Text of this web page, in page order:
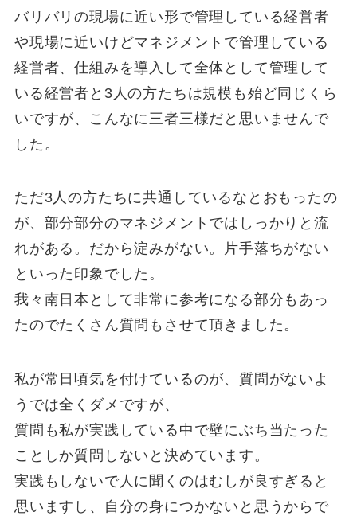
バリバリの現場に近い形で管理している経営者
や現場に近いけどマネジメントで管理している
経営者、仕組みを導入して全体として管理して
いる経営者と3人の方たちは規模も殆ど同じくら
いですが、こんなに三者三様だと思いませんで
した。
ただ3人の方たちに共通しているなとおもったの
が、部分部分のマネジメントではしっかりと流
れがある。だから淀みがない。片手落ちがない
といった印象でした。
我々南日本として非常に参考になる部分もあっ
たのでたくさん質問もさせて頂きました。
私が常日頃気を付けているのが、質問がないよ
うでは全くダメですが、
質問も私が実践している中で壁にぶち当たった
ことしか質問しないと決めています。
実践もしないで人に聞くのはむしが良すぎると
思いますし、自分の身につかないと思うからで